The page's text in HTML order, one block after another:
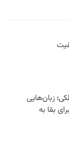
زبان‌هایی
بقا به